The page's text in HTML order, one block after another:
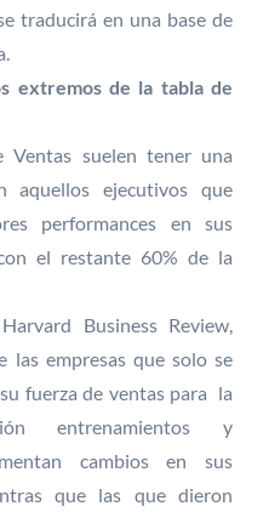
traducirá en una base de
extremos de la tabla de
suelen tener una
aquellos ejecutivos que
performances en sus
el restante 60% de la
Business Review,
las empresas que solo se
fuerza de ventas para la
entrenamientos y
cambios en sus
que las que dieron